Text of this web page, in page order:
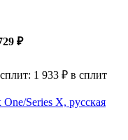
₽
1 933 ₽ в сплит
Series X, русская